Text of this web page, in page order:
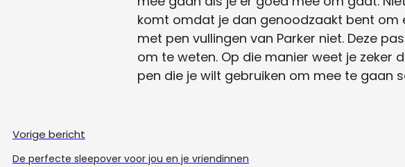
komt omdat je dan genoodzaakt bent om
met pen vullingen van Parker niet. Deze
om te weten. Op die manier weet je zeker
pen die je wilt gebruiken om mee te gaan
Vorige bericht
De perfecte sleepover voor jou en je vriendinnen